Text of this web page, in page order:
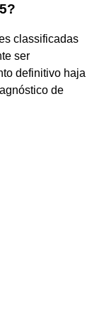
classificadas
ser
definitivo haja
de